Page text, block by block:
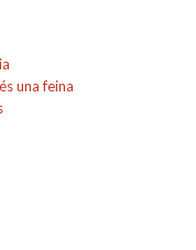
una feina